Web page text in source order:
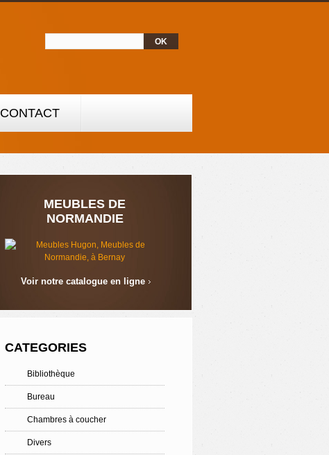
CONTACT
MEUBLES DE
NORMANDIE
Voir notre catalogue en ligne
CATEGORIES
Bibliothèque
Bureau
Chambres à coucher
Divers